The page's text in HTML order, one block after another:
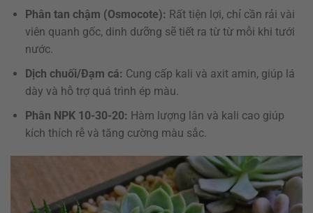
Phân tan chậm (Osmocote): Rất tiện lợi, chỉ cần rải vài
viên quanh gốc, dinh dưỡng sẽ tiết ra từ từ mỗi khi tưới
nước.
Dịch chuối/Đạm cá: Cung cấp kali và axit amin, giúp lá
dày và hỗ trợ quá trình ép màu.
Phân NPK 10-30-20: Hàm lượng lân và kali cao giúp
kích thích rễ và tăng cường màu sắc.